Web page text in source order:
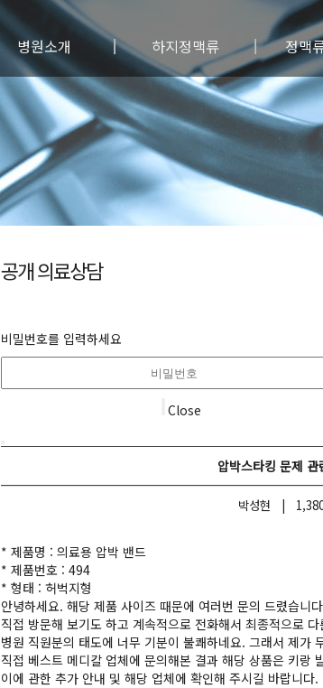
병원소개 하지정맥류 정맥
의료진소개
병원특징
진료안내
치료장비
오시는길
하지정맥류란?
정맥류원인
정맥류 증상/진단
정맥류예방법
수술전후사진
보존/
혈관
레이
통원
광투
공개 의료상담
비밀번호를 입력하세요
Close
압박스타킹 문제
박성현 |
* 제품명 : 의료용 압박 밴드
* 제품번호 : 494
* 형태 : 허벅지형
안녕하세요. 해당 제품 사이즈 때문에 여러번 문의 드렸습니
직접 방문해 보기도 하고 계속적으로 전화해서 최종적으로
병원 직원분의 태도에 너무 기분이 불쾌하네요. 그래서 제가
직접 베스트 메디칼 업체에 문의해본 결과 해당 상품은 키랑
이에 관한 추가 안내 및 해당 업체에 확인해 주시길 바랍니다.